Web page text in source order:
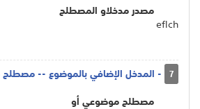
مصدر مدخلاو المصطلح
eflch
7 - المدخل الإضافي بالموضوع --
مصطلح موضوعي أو